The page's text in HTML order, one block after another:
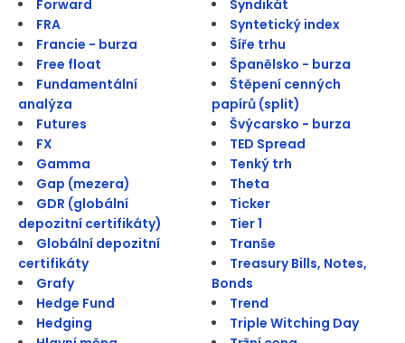
Forward
FRA
Francie - burza
Free float
Fundamentální
analýza
Futures
FX
Gamma
Gap (mezera)
GDR (globální
depozitní certifikáty)
Globální depozitní
certifikáty
Grafy
Hedge Fund
Hedging
Syndikát
Syntetický index
Šíře trhu
Španělsko - burza
Štěpení cenných
papírů (split)
Švýcarsko - burza
TED Spread
Tenký trh
Theta
Ticker
Tier 1
Tranše
Treasury Bills, Notes,
Bonds
Trend
Triple Witching Day